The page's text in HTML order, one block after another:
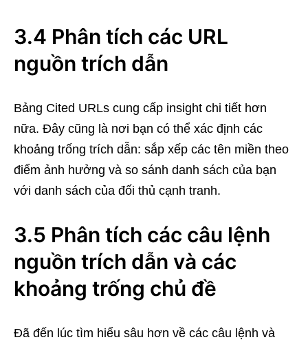
3.4 Phân tích các URL
nguồn trích dẫn
Bảng Cited URLs cung cấp insight chi tiết hơn
nữa. Đây cũng là nơi bạn có thể xác định các
khoảng trống trích dẫn: sắp xếp các tên miền theo
điểm ảnh hưởng và so sánh danh sách của bạn
với danh sách của đối thủ cạnh tranh.
3.5 Phân tích các câu lệnh
nguồn trích dẫn và các
khoảng trống chủ đề
Đã đến lúc tìm hiểu sâu hơn về các câu lệnh và